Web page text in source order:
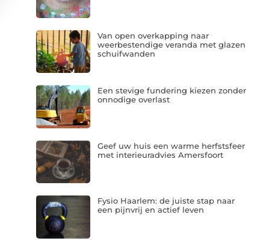
Van open overkapping naar
weerbestendige veranda met glazen
schuifwanden
Een stevige fundering kiezen zonder
onnodige overlast
Geef uw huis een warme herfstsfeer
met interieuradvies Amersfoort
Fysio Haarlem: de juiste stap naar
een pijnvrij en actief leven